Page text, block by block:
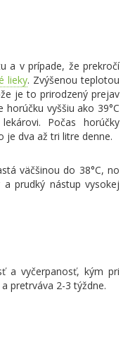
a v prípade, že prekročí
lieky. Zvýšenou teplotou
je to prirodzený prejav
vyššiu ako 39°C
Počas horúčky
je dva až tri litre denne.
väčšinou do 38°C, no
prudký nástup vysokej
a vyčerpanosť, kým pri
pretrváva 2-3 týždne.